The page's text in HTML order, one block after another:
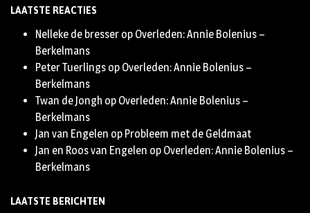
LAATSTE REACTIES
Nelleke de bresser op Overleden: Annie Bolenius –
Berkelmans
Peter Tuerlings op Overleden: Annie Bolenius –
Berkelmans
Twan de Jongh op Overleden: Annie Bolenius –
Berkelmans
Jan van Engelen op Probleem met de Geldmaat
Jan en Roos van Engelen op Overleden: Annie Bolenius –
Berkelmans
LAATSTE BERICHTEN